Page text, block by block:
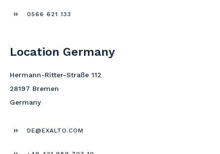
0566 621 133
Location Germany
Hermann-Ritter-Straße 112
28197 Bremen
Germany
DE@EXALTO.COM